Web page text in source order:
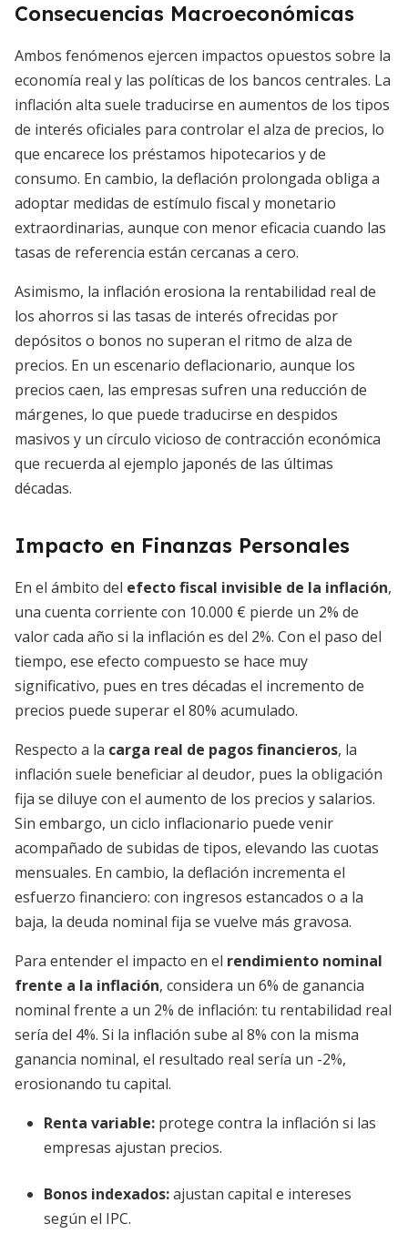
Consecuencias Macroeconómicas
Ambos fenómenos ejercen impactos opuestos sobre la
economía real y las políticas de los bancos centrales. La
inflación alta suele traducirse en aumentos de los tipos
de interés oficiales para controlar el alza de precios, lo
que encarece los préstamos hipotecarios y de
consumo. En cambio, la deflación prolongada obliga a
adoptar medidas de estímulo fiscal y monetario
extraordinarias, aunque con menor eficacia cuando las
tasas de referencia están cercanas a cero.
Asimismo, la inflación erosiona la rentabilidad real de
los ahorros si las tasas de interés ofrecidas por
depósitos o bonos no superan el ritmo de alza de
precios. En un escenario deflacionario, aunque los
precios caen, las empresas sufren una reducción de
márgenes, lo que puede traducirse en despidos
masivos y un círculo vicioso de contracción económica
que recuerda al ejemplo japonés de las últimas
décadas.
Impacto en Finanzas Personales
En el ámbito del efecto fiscal invisible de la inflación,
una cuenta corriente con 10.000 € pierde un 2% de
valor cada año si la inflación es del 2%. Con el paso del
tiempo, ese efecto compuesto se hace muy
significativo, pues en tres décadas el incremento de
precios puede superar el 80% acumulado.
Respecto a la carga real de pagos financieros, la
inflación suele beneficiar al deudor, pues la obligación
fija se diluye con el aumento de los precios y salarios.
Sin embargo, un ciclo inflacionario puede venir
acompañado de subidas de tipos, elevando las cuotas
mensuales. En cambio, la deflación incrementa el
esfuerzo financiero: con ingresos estancados o a la
baja, la deuda nominal fija se vuelve más gravosa.
Para entender el impacto en el rendimiento nominal
frente a la inflación, considera un 6% de ganancia
nominal frente a un 2% de inflación: tu rentabilidad real
sería del 4%. Si la inflación sube al 8% con la misma
ganancia nominal, el resultado real sería un -2%,
erosionando tu capital.
Renta variable: protege contra la inflación si las
empresas ajustan precios.
Bonos indexados:ajustan capital e intereses
según el IPC.